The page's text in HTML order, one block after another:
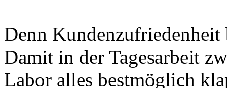
Denn Kundenzufriedenheit
Damit in der Tagesarbeit
Labor alles bestmöglich